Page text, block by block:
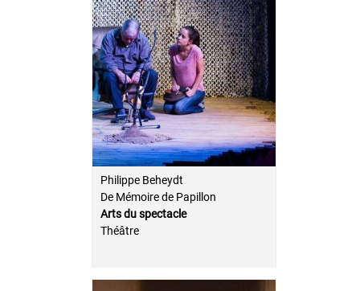
Philippe Beheydt
De Mémoire de Papillon
Arts du spectacle
Théâtre